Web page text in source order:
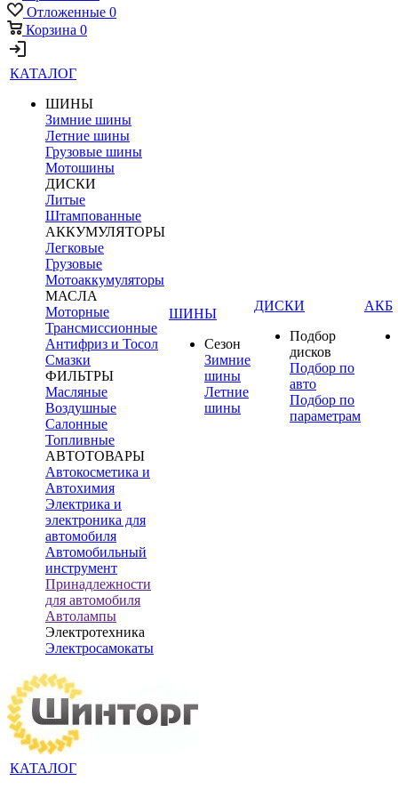
Отложенные 0
Корзина 0
КАТАЛОГ
ШИНЫ
Зимние шины
Летние шины
Грузовые шины
Мотошины
ДИСКИ
Литые
Штампованные
АККУМУЛЯТОРЫ
Легковые
Грузовые
Мотоаккумуляторы
МАСЛА
Моторные
Трансмиссионные
Антифриз и Тосол
Смазки
ФИЛЬТРЫ
Масляные
Воздушные
Салонные
Топливные
АВТОТОВАРЫ
Автокосметика и
Автохимия
Электрика и
электроника для
автомобиля
Автомобильный
инструмент
Принадлежности
для автомобиля
Автолампы
Электротехника
Электросамокаты
ШИНЫ
Сезон
Зимние
шины
Летние
шины
ДИСКИ
Подбор
дисков
Подбор по
авто
Подбор по
параметрам
АКБ
КАТАЛОГ